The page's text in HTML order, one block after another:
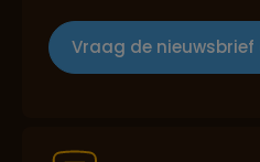
Reizen met oog voor
Vraag de nieuwsbrief